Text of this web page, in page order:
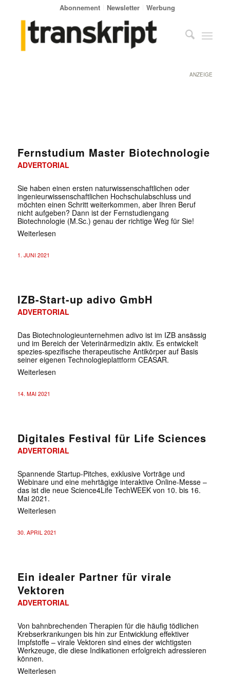
Abonnement Newsletter Werbung
ANZEIGE
Fernstudium Master Biotechnologie
ADVERTORIAL
Sie haben einen ersten naturwissenschaftlichen oder
ingenieurwissenschaftlichen Hochschulabschluss und
möchten einen Schritt weiterkommen, aber Ihren Beruf
nicht aufgeben? Dann ist der Fernstudiengang
Biotechnologie (M.Sc.) genau der richtige Weg für Sie!
Weiterlesen
1. JUNI 2021
IZB-Start-up adivo GmbH
ADVERTORIAL
Das Biotechnologieunternehmen adivo ist im IZB ansässig
und im Bereich der Veterinärmedizin aktiv. Es entwickelt
spezies-spezifische therapeutische Antikörper auf Basis
seiner eigenen Technologieplattform CEASAR.
Weiterlesen
14. MAI 2021
Digitales Festival für Life Sciences
ADVERTORIAL
Spannende Startup-Pitches, exklusive Vorträge und
Webinare und eine mehrtägige interaktive Online-Messe –
das ist die neue Science4Life TechWEEK von 10. bis 16.
Mai 2021.
Weiterlesen
30. APRIL 2021
Ein idealer Partner für virale
Vektoren
ADVERTORIAL
Von bahnbrechenden Therapien für die häufig tödlichen
Krebserkrankungen bis hin zur Entwicklung effektiver
Impfstoffe – virale Vektoren sind eines der wichtigsten
Werkzeuge, die diese Indikationen erfolgreich adressieren
können.
Weiterlesen